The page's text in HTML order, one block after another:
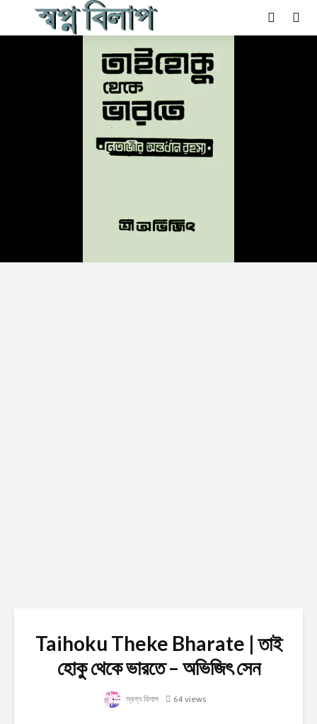
Taihoku Theke Bharate | তাই
হোকু থেকে ভারতে – অভিজিৎ সেন
স্বপ্ন বিলাপ 64 views